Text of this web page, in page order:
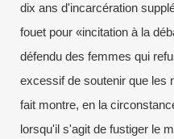
dix ans d'incarcération
fouet pour «incitation à la
défendu des femmes qui
excessif de soutenir que les
fait montre, en la
lorsqu'il s'agit de fustiger le